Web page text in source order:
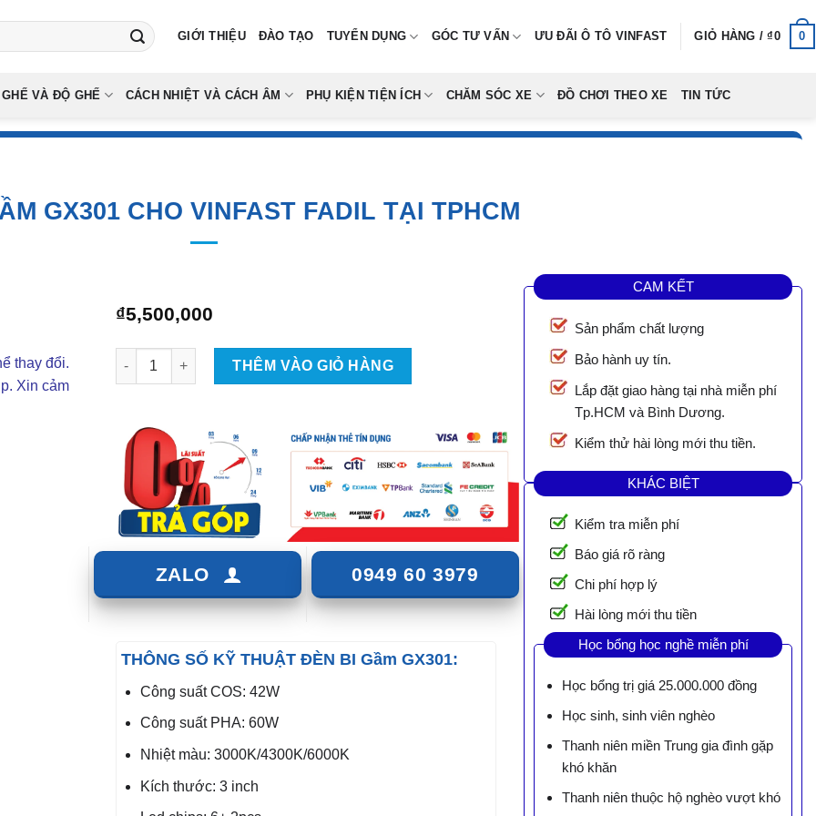
GIỚI THIỆU ĐÀO TẠO TUYỂN DỤNG GÓC TƯ VẤN ƯU ĐÃI Ô TÔ VINFAST GIỎ HÀNG /₫0 0
VÀ ĐỘ GHẾ CÁCH NHIỆT VÀ CÁCH ÂM PHỤ KIỆN TIỆN ÍCH CHĂM SÓC XE ĐỒ CHƠI THEO XE TIN TỨC
GX301 CHO VINFAST FADIL TẠI TPHCM
thay đổi.
Xin cảm
₫5,500,000
Lắp Bi Gầm GX301 Cho VinFast Fadil Tại TPHCM số lượng
THÊM VÀO GIỎ HÀNG
ZALO 0949 60 3979
THÔNG SỐ KỸ THUẬT ĐÈN BI Gầm GX301:
Công suất COS: 42W
Công suất PHA: 60W
Nhiệt màu: 3000K/4300K/6000K
Kích thước: 3 inch
CAM KẾT
Sản phẩm chất lượng
Bảo hành uy tín.
Lắp đặt giao hàng tại nhà miễn phí
Tp.HCM và Bình Dương.
Kiểm thử hài lòng mới thu tiền.
KHÁC BIỆT
Kiểm tra miễn phí
Báo giá rõ ràng
Chi phí hợp lý
Hài lòng mới thu tiền
Học bổng học nghề miễn phí
Học bổng trị giá 25.000.000 đồng
Học sinh, sinh viên nghèo
Thanh niên miền Trung gia đình gặp
khó khăn
Thanh niên thuộc hộ nghèo vượt khó